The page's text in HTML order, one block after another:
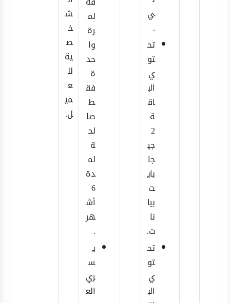
ي
.
تح
تو
ي
الب
اق
ة
2
جي
جا
باي
ت
بيا
نا
ت.
تح
تو
ي
الب
لم
رة
وا
حد
ة
فق
ط
صا
لح
ة
لم
دة
6
أش
هر
.
ي
س
ري
الع
ش
خ
ص
ية
لل
ع
مي
ل.